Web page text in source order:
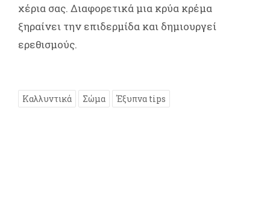
χέρια σας. Διαφορετικά μια κρύα κρέμα
ξηραίνει την επιδερμίδα και δημιουργεί
ερεθισμούς.
Καλλυντικά Σώμα Έξυπνα tips